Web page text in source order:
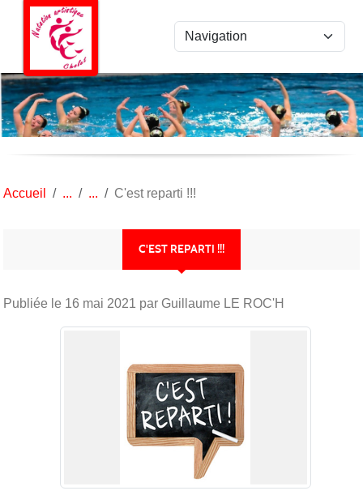
Accueil C'est reparti !!!
C'EST REPARTI !!!
Publiée le 16 mai 2021 par Guillaume LE ROC'H
Panneau de gestion des cookies